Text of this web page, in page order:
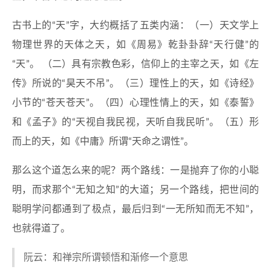
古书上的“天”字，大约概括了五类内涵：（一）天文学上
物理世界的天体之天，如《周易》乾卦卦辞“天行健”的
“天”。 （二）具有宗教色彩，信仰上的主宰之天，如《左
传》所说的“昊天不吊”。（三）理性上的天，如《诗经》
小节的“苍天苍天”。（四）心理性情上的天，如《泰誓》
和《孟子》的“天视自我民视，天听自我民听”。（五）形
而上的天，如《中庸》所谓“天命之谓性”。
那么这个道怎么来的呢？两个路线：一是抛弃了你的小聪
明，而求那个“无知之知”的大道；另一个路线，把世间的
聪明学问都通到了极点，最后归到“一无所知而无不知”，
也就得道了。
阮云：和禅宗所谓顿悟和渐修一个意思